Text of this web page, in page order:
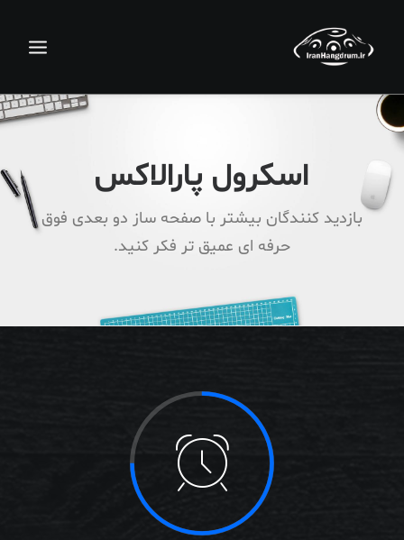
جستجو
اسکرول پارالاکس
بازدید کنندگان بیشتر با صفحه ساز دو بعدی فوق
حرفه ای عمیق تر فکر کنید.